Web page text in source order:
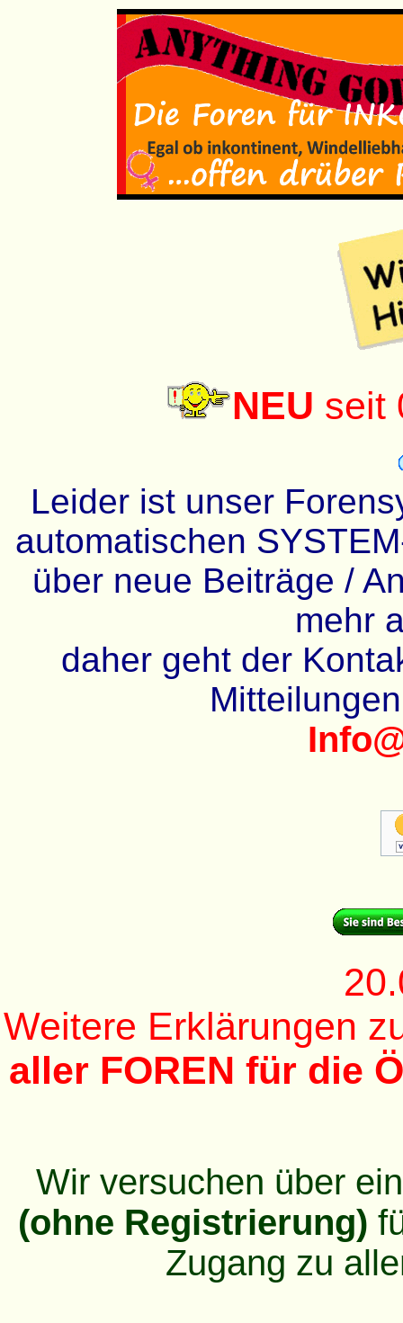
NEU seit
Leider ist unser
automatischen
über neue Beiträge /
mehr
daher geht der
Weitere Erklärungen
aller FOREN für die
Wir versuchen über
(ohne Registrierung)
Zugang zu